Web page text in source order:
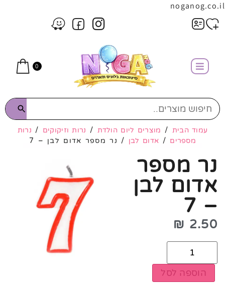
noganog.co.il
0
עמוד הבית / מוצרים ליום הולדת / נרות וזיקוקים / נרות
מספרים / אדום לבן / נר מספר אדום לבן – 7
נר מספר
אדום לבן
– 7
2.50
₪
הוספה לסל